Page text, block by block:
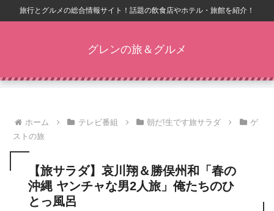
旅行とグルメの総合情報サイト！話題の飲食店やホテル・旅館を紹介！
グレンの旅＆グルメ
ホーム テレビ番組 朝だ!生です旅サラダ
ゲ
ストの旅
【旅サラダ】哀川翔＆勝俣州和「春の
沖縄 ヤンチャな男2人旅」俺たちのひ
とっ風呂